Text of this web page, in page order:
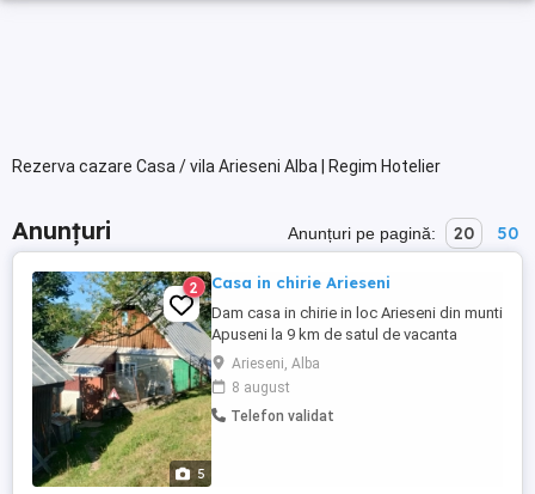
Rezerva cazare Casa / vila Arieseni Alba | Regim Hotelier
Anunțuri Anunțuri pe pagină: 20 50
5
2 Casa in chirie Arieseni
Dam casa in chirie in loc Arieseni din munti
Apuseni la 9 km de satul de vacanta
Virtop, pentru familie sau oameni
varstinici, cu toate utilitatile la dispozitie
intro zona foarte linistita si frumoasa cu
mult aer curat Cu grajd, cotet pentru porci
Arieseni, Alba
8 august
Telefon validat